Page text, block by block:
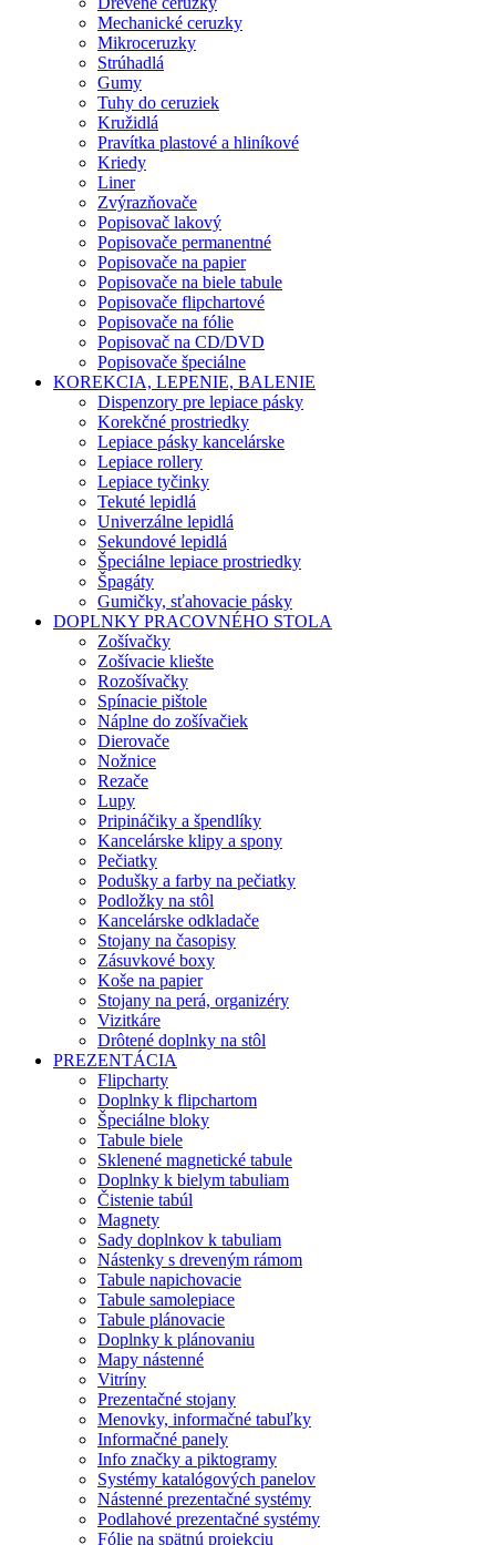
Mechanické ceruzky
Mikroceruzky
Strúhadlá
Gumy
Tuhy do ceruziek
Kružidlá
Pravítka plastové a hliníkové
Kriedy
Liner
Zvýrazňovače
Popisovač lakový
Popisovače permanentné
Popisovače na papier
Popisovače na biele tabule
Popisovače flipchartové
Popisovače na fólie
Popisovač na CD/DVD
Popisovače špeciálne
KOREKCIA, LEPENIE, BALENIE
Dispenzory pre lepiace pásky
Korekčné prostriedky
Lepiace pásky kancelárske
Lepiace rollery
Lepiace tyčinky
Tekuté lepidlá
Univerzálne lepidlá
Sekundové lepidlá
Špeciálne lepiace prostriedky
Špagáty
Gumičky, sťahovacie pásky
DOPLNKY PRACOVNÉHO STOLA
Zošívačky
Zošívacie kliešte
Rozošívačky
Spínacie pištole
Náplne do zošívačiek
Dierovače
Nožnice
Rezače
Lupy
Pripináčiky a špendlíky
Kancelárske klipy a spony
Pečiatky
Podušky a farby na pečiatky
Podložky na stôl
Kancelárske odkladače
Stojany na časopisy
Zásuvkové boxy
Koše na papier
Stojany na perá, organizéry
Vizitkáre
Drôtené doplnky na stôl
PREZENTÁCIA
Flipcharty
Doplnky k flipchartom
Špeciálne bloky
Tabule biele
Sklenené magnetické tabule
Doplnky k bielym tabuliam
Čistenie tabúl
Magnety
Sady doplnkov k tabuliam
Nástenky s dreveným rámom
Tabule napichovacie
Tabule samolepiace
Tabule plánovacie
Doplnky k plánovaniu
Mapy nástenné
Vitríny
Prezentačné stojany
Menovky, informačné tabuľky
Informačné panely
Info značky a piktogramy
Systémy katalógových panelov
Nástenné prezentačné systémy
Podlahové prezentačné systémy
Fólie na spätnú projekciu